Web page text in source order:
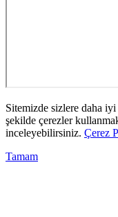
Sitemizde sizlere daha
şekilde çerezler
inceleyebilirsiniz. Çerez
Tamam